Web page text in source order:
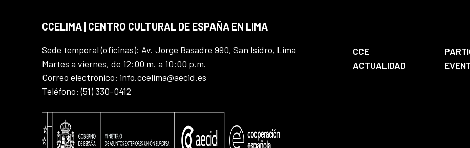
CCELIMA | CENTRO CULTURAL DE ESPAÑA EN LIMA
Sede temporal (oficinas): Av. Jorge Basadre 990, San Isidro, Lima
Martes a viernes, de 12:00 m. a 10:00 p.m.
Correo electrónico: info.ccelima@aecid.es
Teléfono: (51) 330-0412
CCE
ACTUALIDAD